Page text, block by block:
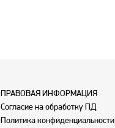
ПРАВОВАЯ ИНФОРМАЦИЯ
Согласие на обработку ПД
Политика конфиденциальности